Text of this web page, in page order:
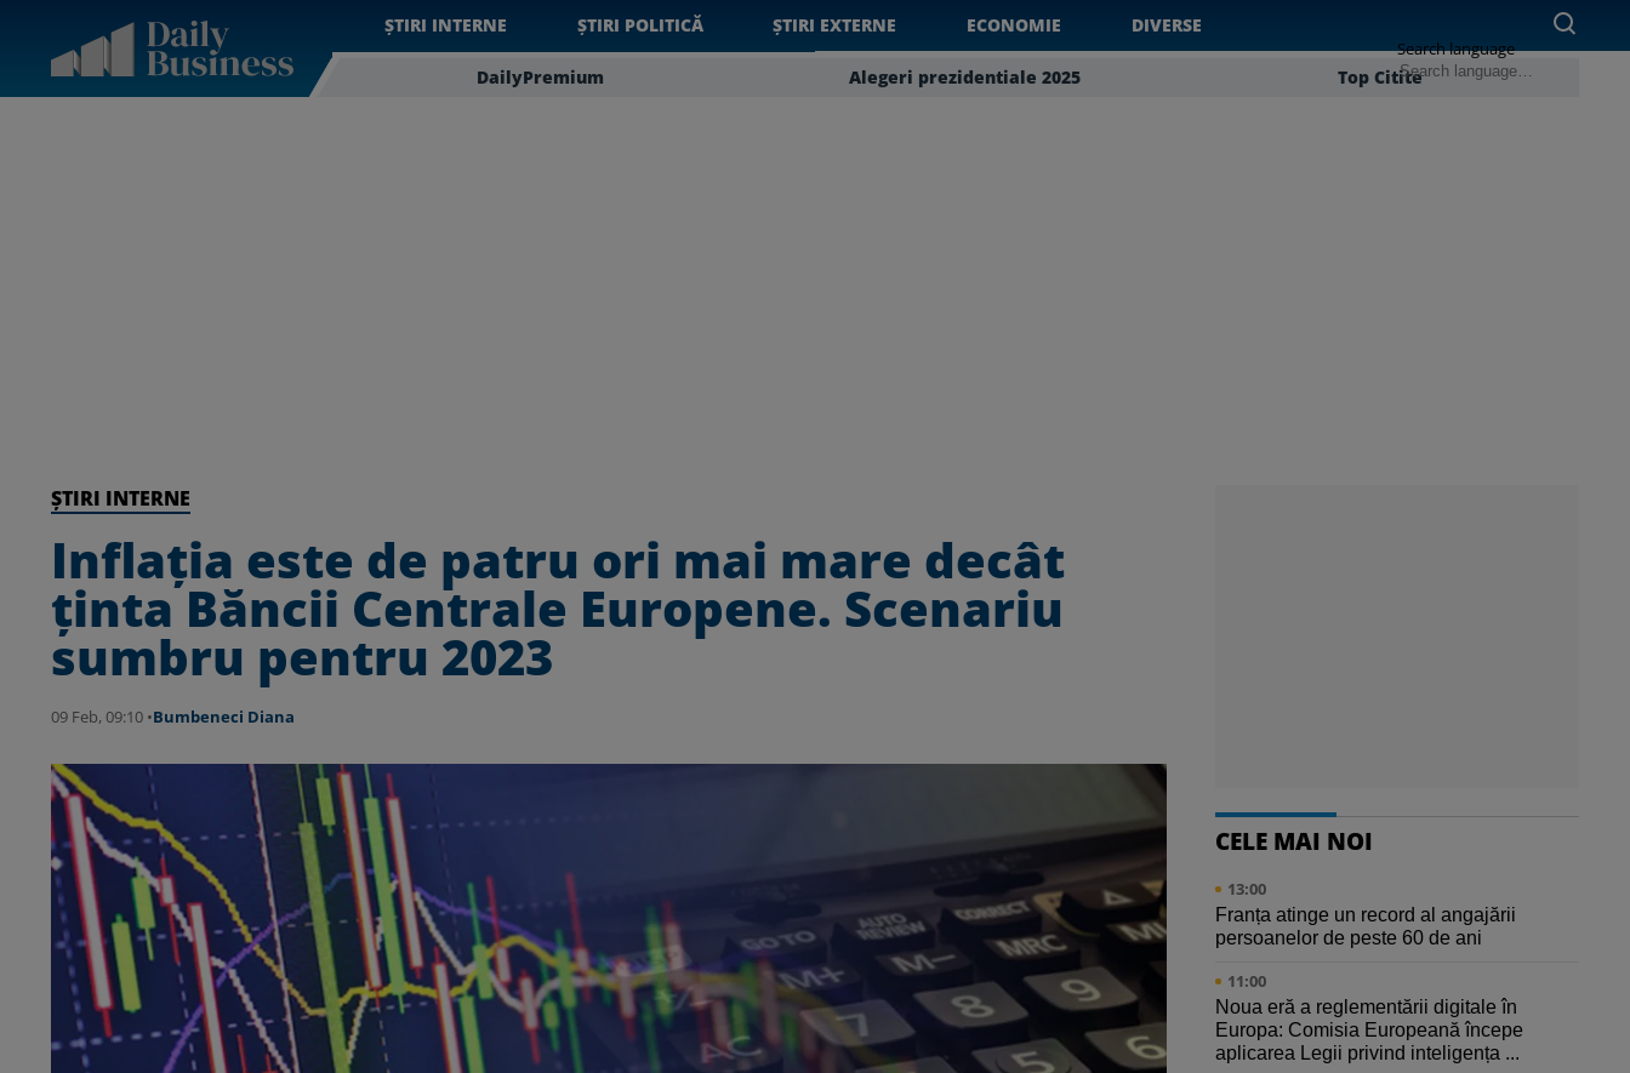
ȘTIRI INTERNE ȘTIRI POLITICĂ ȘTIRI EXTERNE ECONOMIE DIVERSE
DailyPremium Alegeri prezidentiale 2025 Top Citite
Search language
ȘTIRI INTERNE
Inflația este de patru ori mai mare decât
ținta Băncii Centrale Europene. Scenariu
sumbru pentru 2023
09 Feb, 09:10 •Bumbeneci Diana
CELE MAI NOI
13:00
Franța atinge un record al angajării
persoanelor de peste 60 de ani
11:00
Noua eră a reglementării digitale în
Europa: Comisia Europeană începe
aplicarea Legii privind inteligența ...